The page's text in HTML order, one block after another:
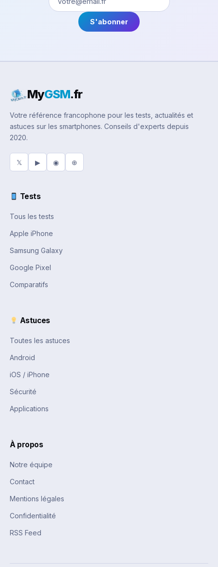
S'abonner
MyGSM.fr
Votre référence francophone pour les tests, actualités et
astuces sur les smartphones. Conseils d'experts depuis
2020.
𝕏 ▶ ◉ ⊕
Tests
Tous les tests
Apple iPhone
Samsung Galaxy
Google Pixel
Comparatifs
Astuces
Toutes les astuces
Android
iOS / iPhone
Sécurité
Applications
À propos
Notre équipe
Contact
Mentions légales
Confidentialité
RSS Feed